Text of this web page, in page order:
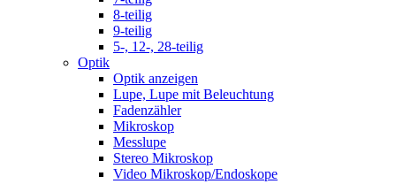
8-teilig
9-teilig
5-, 12-, 28-teilig
Optik
Optik anzeigen
Lupe, Lupe mit Beleuchtung
Fadenzähler
Mikroskop
Messlupe
Stereo Mikroskop
Video Mikroskop/Endoskope